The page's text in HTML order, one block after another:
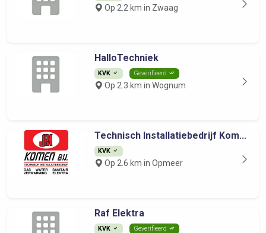
Op 2.2 km in Zwaag
HalloTechniek
KVK Geverifieerd
Op 2.3 km in Wognum
Technisch Installatiebedrijf Kom...
KVK
Op 2.6 km in Opmeer
Raf Elektra
KVK Geverifieerd